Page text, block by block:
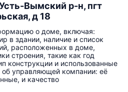
Вымский р-н, пгт
д 18
о доме, включая:
в здании, наличие и список
расположенных в доме,
строения, такие как год
конструкции и использованные
управляющей компании: её
и качество